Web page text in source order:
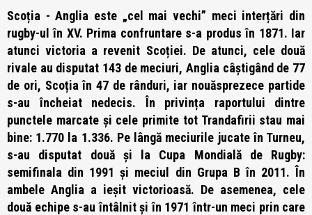
Scoția - Anglia este „cel mai vechi” meci interțări din
rugby-ul în XV. Prima confruntare s-a produs în 1871. Iar
atunci victoria a revenit Scoției. De atunci, cele două
rivale au disputat 143 de meciuri, Anglia câștigând de 77
de ori, Scoția în 47 de rânduri, iar nouăsprezece partide
s-au încheiat nedecis. În privința raportului dintre
punctele marcate și cele primite tot Trandafirii stau mai
bine: 1.770 la 1.336. Pe lângă meciurile jucate în Turneu,
s-au disputat două și la Cupa Mondială de Rugby:
semifinala din 1991 și meciul din Grupa B în 2011. În
ambele Anglia a ieșit victorioasă. De asemenea, cele
două echipe s-au întâlnit și în 1971 într-un meci prin care